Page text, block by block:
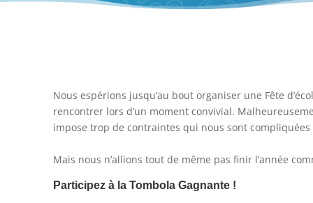
Nous espérions jusqu’au bout organiser une Fête
rencontrer lors d’un moment convivial.
impose trop de contraintes qui nous sont compliquées
Mais nous n’allions tout de même pas finir l’année
Participez à la Tombola Gagnante !